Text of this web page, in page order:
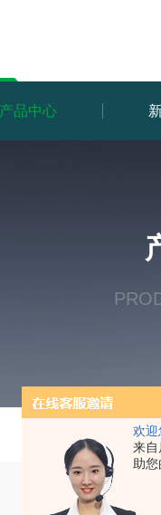
欢迎
来自
助您
产品中心
当